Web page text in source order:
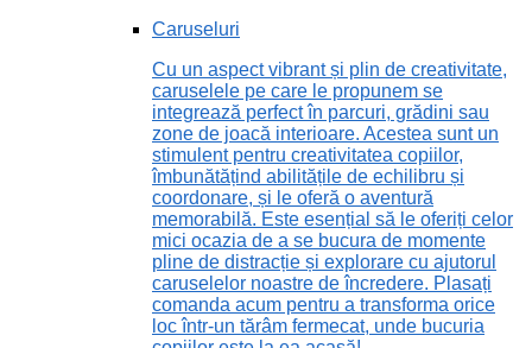
Caruseluri
Cu un aspect vibrant și plin de creativitate,
caruselele pe care le propunem se
integrează perfect în parcuri, grădini sau
zone de joacă interioare. Acestea sunt un
stimulent pentru creativitatea copiilor,
îmbunătățind abilitățile de echilibru și
coordonare, și le oferă o aventură
memorabilă. Este esențial să le oferiți celor
mici ocazia de a se bucura de momente
pline de distracție și explorare cu ajutorul
caruselelor noastre de încredere. Plasați
comanda acum pentru a transforma orice
loc într-un tărâm fermecat, unde bucuria